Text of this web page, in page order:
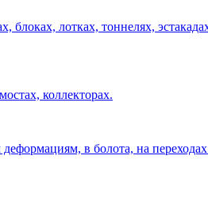
лотках, тоннелях,
коллекторах.
в болота, на